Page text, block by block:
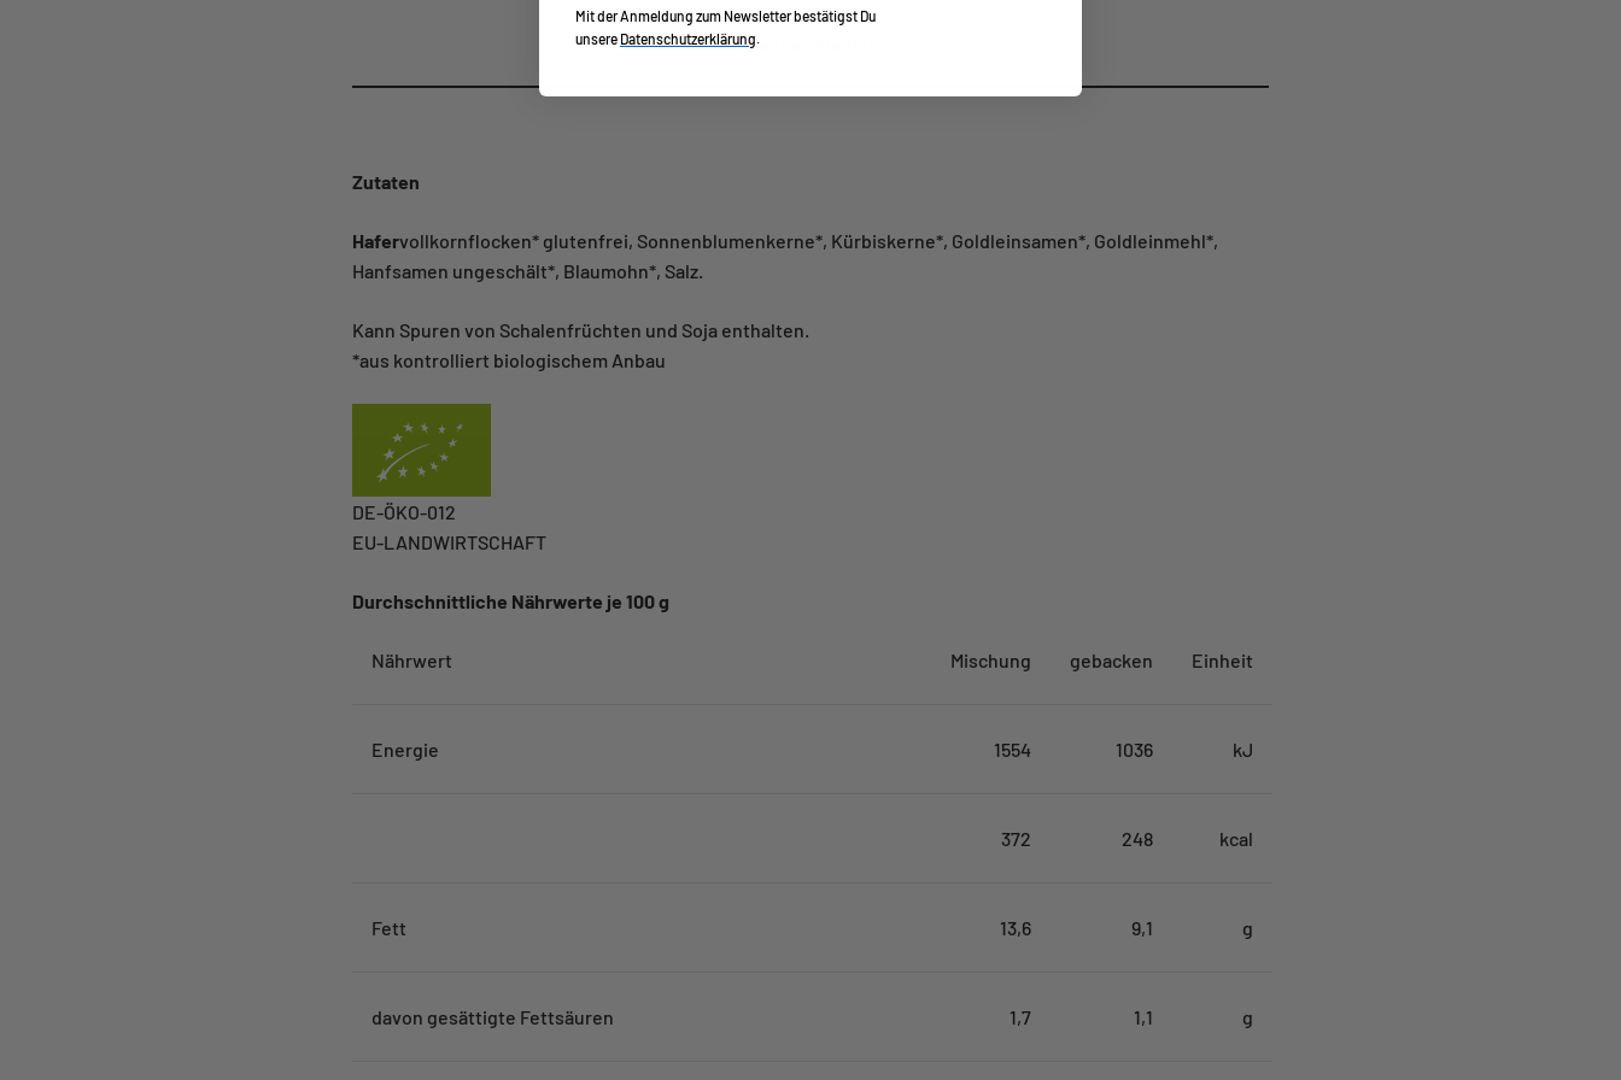
Der Kernbeißer
Zutaten
Hafervollkornflocken* glutenfrei, Sonnenblumenkerne*, Kürbiskerne*, Goldleinsamen*, Goldleinmehl*,
Hanfsamen ungeschält*, Blaumohn*, Salz.
Kann Spuren von Schalenfrüchten und Soja enthalten.
*aus kontrolliert biologischem Anbau
DE-ÖKO-012
EU-LANDWIRTSCHAFT
Durchschnittliche Nährwerte je 100 g
Nährwert Mischung gebacken Einheit
Energie 1554 1036 kJ
372 248 kcal
Fett 13,6 9,1 g
davon gesättigte Fettsäuren 1,7 1,1 g
Mit der Anmeldung zum Newsletter bestätigst Du
unsere Datenschutzerklärung